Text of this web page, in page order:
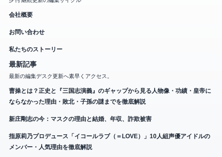
会社概要
お問い合わせ
私たちのストーリー
最新記事
最新の編集デスク更新へ素早くアクセス。
曹操とは？正史と『三国志演義』のギャップから見る人物像・功績・皇帝に
ならなかった理由・敗北・子孫の謎までを徹底解説
新庄剛志の今：マスクの理由と結婚、年収、詐欺被害
指原莉乃プロデュース「イコールラブ（＝LOVE）」10人組声優アイドルの
メンバー・人気理由を徹底解説